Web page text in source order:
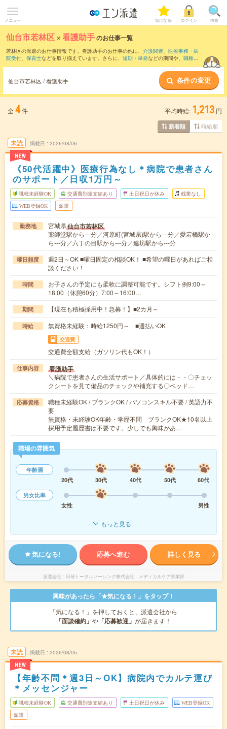
メニュー 気になる! ログイン 検索
仙台市若林区 ×看護助手のお仕事一覧
若林区の派遣のお仕事情報です。看護助手のお仕事の他に、 介護関連、 医療事務・病
院受付、 保育士などを取り揃えています。さらに、 短期 ・ 単発などの期間や、 職種未
仙台市若林区 / 看護助手 条件の変更
全 4件 平均時給: 1,213 円
新着順 時給順
未読
NEW
掲載日 2026/08/06
《50代活躍中》医療行為なし＊病院で患者さん
のサポート／日収1万円～
職種未経験OK 交通費別途支給あり 土日祝日が休み 残業なし
WEB登録OK 派遣
勤務地 宮城県仙台市若林区
薬師堂駅から---分／河原町(宮城県)駅から---分／愛宕橋駅か
ら---分／六丁の目駅から---分／連坊駅から---分
曜日頻度
週2日～OK ■曜日固定の相談OK！ ■希望の曜日があればご相
談ください！
時間
お子さんの予定にも柔軟に調整可能です。シフト例9:00～
18:00（休憩60分）7:00～16:00…
期間 【現在も積極採用中！急募！】■2カ月～
時給 無資格未経験：時給1250円～ ■週払いOK
交通費
交通費全額支給（ガソリン代もOK！）
仕事内容 看護助手
＼病院で患者さんの生活サポート／具体的には・・〇チェッ
クシートを見て備品のチェックや補充する〇ベッド…
応募資格
職種未経験OK / ブランクOK / パソコンスキル不要 / 英語力不
要
無資格・未経験OK年齢・学歴不問 ブランクOK★10名以上
採用予定履歴書は不要です。少しでも興味があ…
職場の雰囲気
年齢層
20代
30代 40代 50代
60代
男女比率
女性
男性
もっと見る
気になる! 応募へ進む 詳しく見る
派遣会社 日研トータルソーシング株式会社 メディカルケア事業部
興味があったら「★気になる！」をタップ！
「気になる！」を押しておくと、派遣会社から
「面談確約」 や 「応募歓迎」 が届きます！
未読
NEW
掲載日 2026/08/05
【年齢不問＊週3日～OK】病院内でカルテ運び
＊メッセンジャー
職種未経験OK 交通費別途支給あり 土日祝日が休み WEB登録OK
派遣